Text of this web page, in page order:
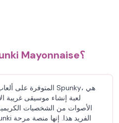
ما هي نسخة Sprunki Mayonnaise؟
لعبة إنشاء موسيقى غريبة
الأصوات من الشخصيات